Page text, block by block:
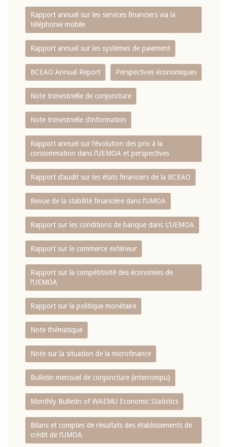
Rapport annuel sur les services financiers via la
téléphonie mobile
Rapport annuel sur les systèmes de paiement
BCEAO Annual Report Perspectives économiques
Note trimestrielle de conjoncture
Note trimestrielle d‘information
Rapport annuel sur l‘évolution des prix à la
consommation dans l‘UEMOA et perspectives
Rapport d‘audit sur les états financiers de la BCEAO
Revue de la stabilité financière dans l‘UMOA
Rapport sur les conditions de banque dans L‘UEMOA
Rapport sur le commerce extérieur
Rapport sur la compétitivité des économies de
l‘UEMOA
Rapport sur la politique monétaire
Note thématique
Note sur la situation de la microfinance
Bulletin mensuel de conjoncture (interrompu)
Monthly Bulletin of WAEMU Economic Statistics
Bilans et comptes de résultats des établissements de
crédit de l‘UMOA